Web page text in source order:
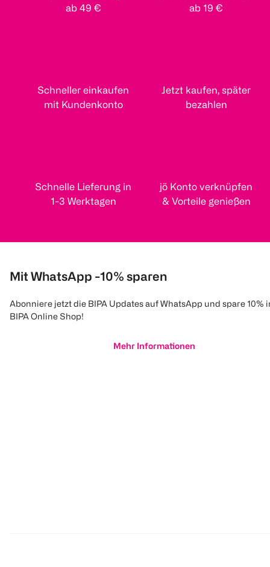
ab 49 €
ab 19 €
Schneller einkaufen
mit Kundenkonto
Jetzt kaufen, später
bezahlen
Schnelle Lieferung in
1-3 Werktagen
jö Konto verknüpfen
& Vorteile genießen
Mit WhatsApp -10% sparen
Abonniere jetzt die BIPA Updates auf WhatsApp und spare 10%
BIPA Online Shop!
Mehr Informationen